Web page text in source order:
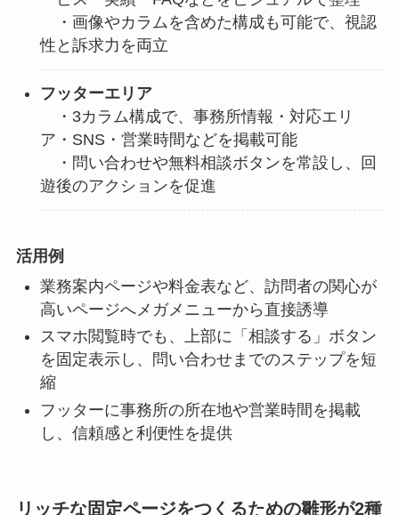
・画像やカラムを含めた構成も可能で、視認
性と訴求力を両立
フッターエリア
・3カラム構成で、事務所情報・対応エリ
ア・SNS・営業時間などを掲載可能
・問い合わせや無料相談ボタンを常設し、回
遊後のアクションを促進
活用例
業務案内ページや料金表など、訪問者の関心が
高いページへメガメニューから直接誘導
スマホ閲覧時でも、上部に「相談する」ボタン
を固定表示し、問い合わせまでのステップを短
縮
フッターに事務所の所在地や営業時間を掲載
し、信頼感と利便性を提供
リッチな固定ページをつくるための雛形が2種